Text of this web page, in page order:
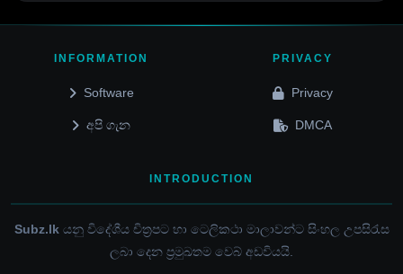
INFORMATION
Software
අපි ගැන
PRIVACY
Privacy
DMCA
INTRODUCTION
Subz.lk යනු විදේශීය චිත්‍රපට හා ටෙලිකථා මාලාවන්ට සිංහල උපසිරැස
ලබා දෙන ප්‍රමුඛතම වෙබ් අඩවියයි.